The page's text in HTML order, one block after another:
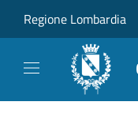
Regione Lombardia